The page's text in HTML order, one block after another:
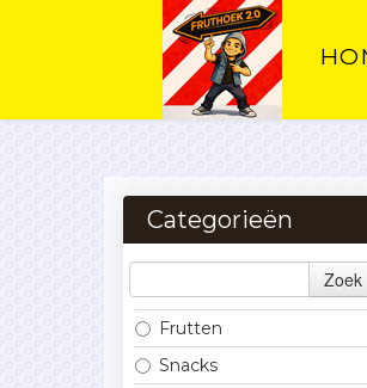
Categorieën
Zoek
Frutten
Snacks